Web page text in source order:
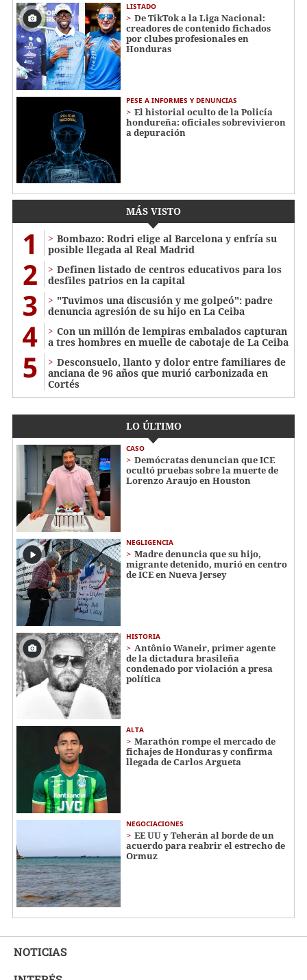
LISTADO
De TikTok a la Liga Nacional:
creadores de contenido fichados
por clubes profesionales en
Honduras
PESE A INFORMES Y DENUNCIAS
El historial oculto de la Policía
hondureña: oficiales sobrevivieron
a depuración
MÁS VISTO
1
Bombazo: Rodri elige al Barcelona y enfría su
posible llegada al Real Madrid
2
Definen listado de centros educativos para los
desfiles patrios en la capital
3
"Tuvimos una discusión y me golpeó": padre
denuncia agresión de su hijo en La Ceiba
4
Con un millón de lempiras embalados capturan
a tres hombres en muelle de cabotaje de La Ceiba
5
​​​​Desconsuelo, llanto y dolor entre familiares de
anciana de 96 años que murió carbonizada en
Cortés
LO ÚLTIMO
CASO
Demócratas denuncian que ICE
ocultó pruebas sobre la muerte de
Lorenzo Araujo en Houston
NEGLIGENCIA
Madre denuncia que su hijo,
migrante detenido, murió en centro
de ICE en Nueva Jersey
HISTORIA
Antônio Waneir, primer agente
de la dictadura brasileña
condenado por violación a presa
política
ALTA
Marathón rompe el mercado de
fichajes de Honduras y confirma
llegada de Carlos Argueta
NEGOCIACIONES
EE UU y Teherán al borde de un
acuerdo para reabrir el estrecho de
Ormuz
NOTICIAS